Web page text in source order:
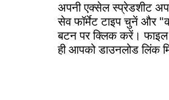
अपनी एक्सेल स्प्रेडशीट
सेव फॉर्मेट टाइप चुनें और
बटन पर क्लिक करें। फाइल
ही आपको डाउनलोड लिंक